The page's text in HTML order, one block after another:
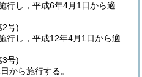
行し，平成6年4月1日から適
2号)
行し，平成12年4月1日から適
3号)
から施行する。